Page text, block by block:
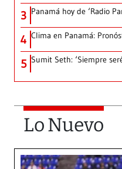
3 Panamá hoy de ‘Radio
4 Clima en Panamá:
5 Sumit Seth: ‘Siempre
Lo Nuevo